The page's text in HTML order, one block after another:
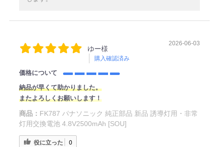
ゆー様
購入確認済み
2026-06-03
価格について
納品が早くて助かりました。
またよろしくお願いします！
商品： FK787 パナソニック 純正部品 新品 誘導灯用・非常
灯用交換電池 4.8V2500mAh [SOU]
役に立った 0